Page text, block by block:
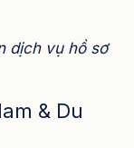
dịch vụ hồ sơ
& Du